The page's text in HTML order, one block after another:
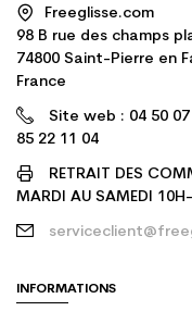
Freeglisse.com
98 B rue des champs
74800 Saint-Pierre en
France
Site web : 04 50
85 22 11 04
RETRAIT DES
MARDI AU SAMEDI
INFORMATIONS